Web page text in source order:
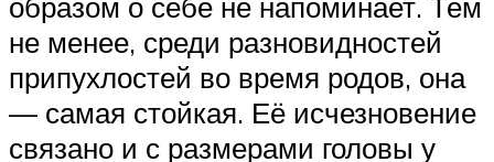
не менее, среди разновидностей
припухлостей во время родов, она
— самая стойкая. Её исчезновение
связано и с размерами головы у